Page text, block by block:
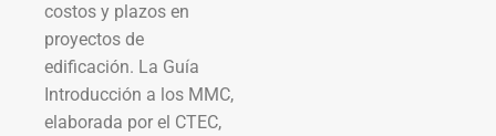
costos y plazos en
proyectos de
edificación. La Guía
Introducción a los MMC,
elaborada por el CTEC,